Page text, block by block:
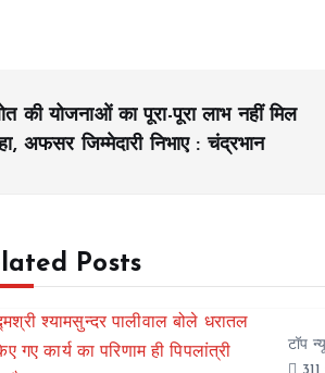
की योजनाओं का पूरा-पूरा लाभ नहीं मिल
अफसर जिम्मेदारी निभाए : चंद्रभान
Posts
टॉप